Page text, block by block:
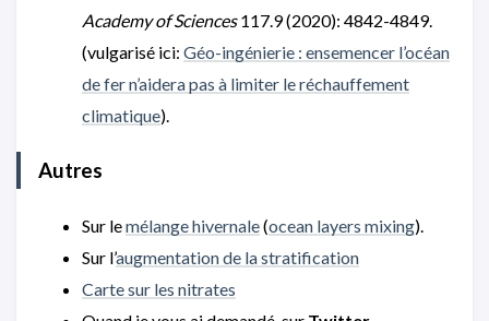
Academy of Sciences117.9 (2020): 4842-4849.
(vulgarisé ici: Géo-ingénierie : ensemencer l’océan
de fer n’aidera pas à limiter le réchauffement
climatique).
Autres
Sur lemélange hivernale(ocean layers mixing).
Sur l’augmentation de la stratification
Carte sur les nitrates